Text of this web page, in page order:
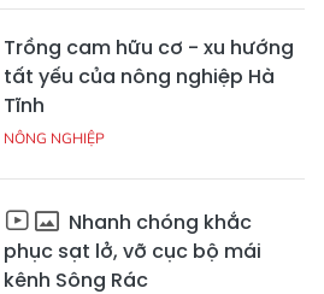
Trồng cam hữu cơ - xu hướng
tất yếu của nông nghiệp Hà
Tĩnh
NÔNG NGHIỆP
Nhanh chóng khắc
phục sạt lở, vỡ cục bộ mái
kênh Sông Rác